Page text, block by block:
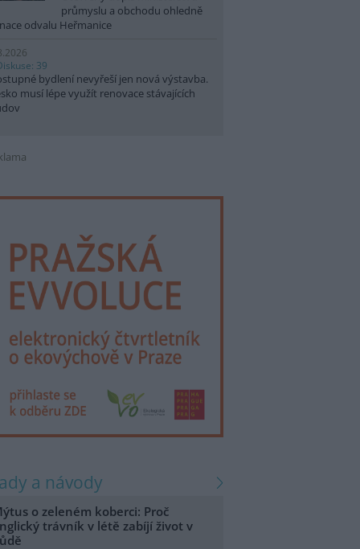
průmyslu a obchodu ohledně
odvalu Heřmanice
39
bydlení nevyřeší jen nová výstavba.
musí lépe využít renovace stávajících
a návody
o zeleném koberci: Proč
trávník v létě zabíjí život v